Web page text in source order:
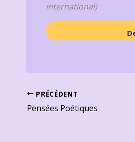
international)
PRÉCÉDENT
Pensées Poétiques